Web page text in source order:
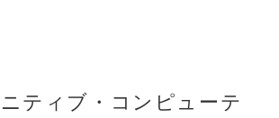
ティブ・コンピューテ